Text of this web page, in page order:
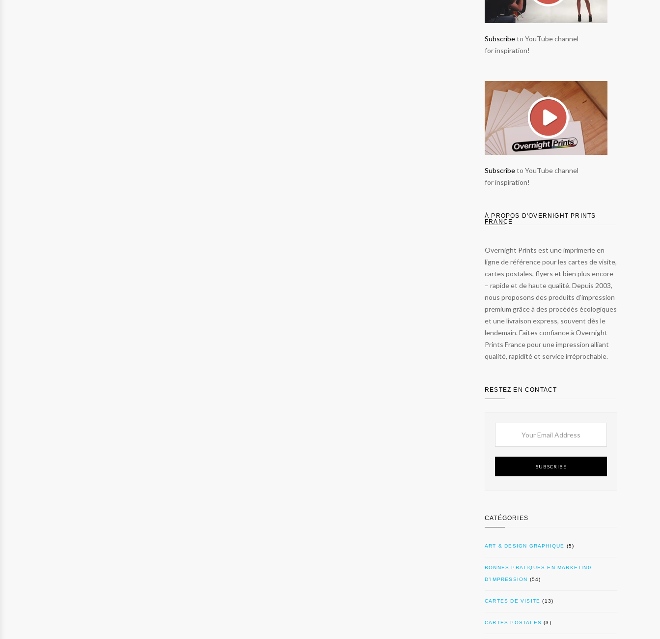
Subscribeto YouTube channel
for inspiration!
Subscribeto YouTube channel
for inspiration!
À PROPOS D'OVERNIGHT PRINTS
FRANCE
Overnight Prints est une imprimerie en
ligne de référence pour les cartes de visite,
cartes postales, flyers et bien plus encore
– rapide et de haute qualité. Depuis 2003,
nous proposons des produits d’impression
premium grâce à des procédés écologiques
et une livraison express, souvent dès le
lendemain. Faites confiance à Overnight
Prints France pour une impression alliant
qualité, rapidité et service irréprochable.
RESTEZ EN CONTACT
SUBSCRIBE
CATÉGORIES
ART & DESIGN GRAPHIQUE (5)
BONNES PRATIQUES EN MARKETING
D’IMPRESSION (54)
CARTES DE VISITE (13)
CARTES POSTALES (3)